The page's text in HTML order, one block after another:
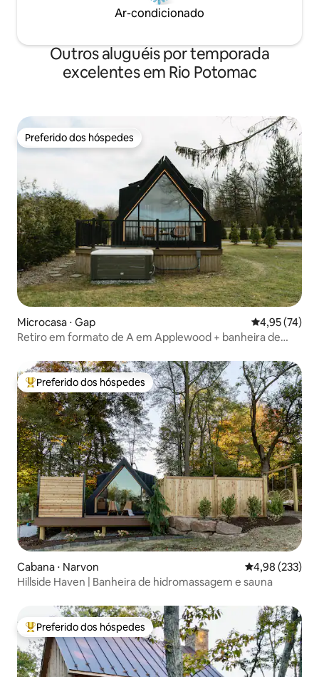
Ar-condicionado
Outros aluguéis por temporada
excelentes em Rio Potomac
Preferido dos hóspedes
Preferido dos hóspedes
Microcasa ⋅ Gap 4,95 de uma
4,95 (74)
Retiro em formato de A em Applewood + banheira de
Entre os melhores preferidos dos hóspedes
Preferido dos hóspedes
Cabana ⋅ Narvon 4,98 de uma
4,98 (233)
Hillside Haven | Banheira de hidromassagem e sauna
Entre os melhores preferidos dos hóspedes
Preferido dos hóspedes